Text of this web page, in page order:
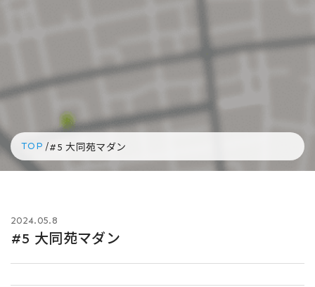
TOP /#5 大同苑マダン
2024.05.8
#5 大同苑マダン